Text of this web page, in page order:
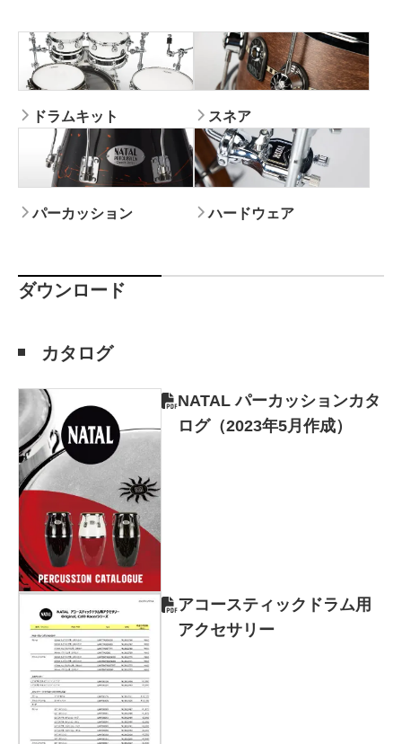
ドラムキット スネア
パーカッション ハードウェア
ダウンロード
カタログ
NATAL パーカッションカタ
ログ（2023年5月作成）
アコースティックドラム用
アクセサリー